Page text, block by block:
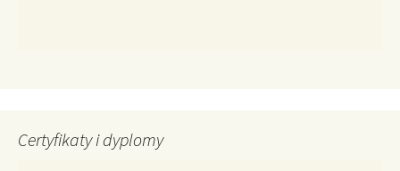
Certyfikaty i dyplomy